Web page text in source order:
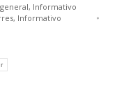
, Informativo
, Informativo